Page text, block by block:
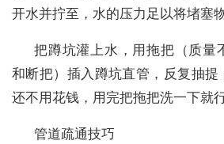
开水并拧至，水的压力足以将堵塞物
把蹲坑灌上水，用拖把（质量
和断把）插入蹲坑直管，反复抽提
还不用花钱，用完把拖把洗一下就行
管道疏通技巧